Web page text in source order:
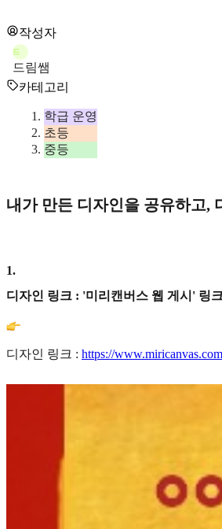
작성자
드
드림쌤
카테고리
학급 운영
초등
중등
내가 만든 디자인을 공유하고,
1.
디자인 링크 : '미리캔버스 웹 게시' 링
디자인 링크 : https://